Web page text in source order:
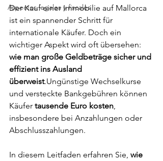
Aspectos legales y fiscales
Der Kauf einer Immobilie auf Mallorca
ist ein spannender Schritt für
internationale Käufer. Doch ein
wichtiger Aspekt wird oft übersehen:
wie man große Geldbeträge sicher und
effizient ins Ausland
überweist.Ungünstige Wechselkurse
und versteckte Bankgebühren können
Käufer tausende Euro kosten,
insbesondere bei Anzahlungen oder
Abschlusszahlungen.
In diesem Leitfaden erfahren Sie, wie